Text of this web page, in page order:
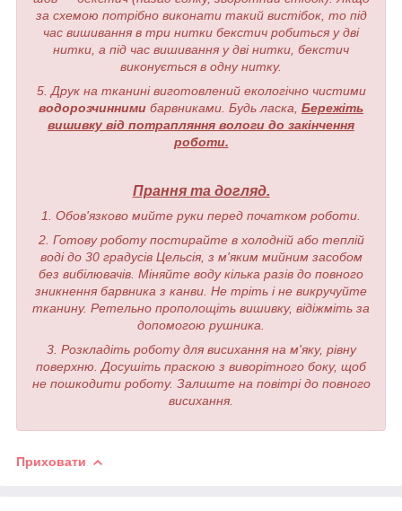
за схемою потрібно виконати такий вистібок, то під
час вишивання в три нитки бекстич робиться у дві
нитки, а під час вишивання у дві нитки, бекстич
виконується в одну нитку.
5. Друк на тканині виготовлений екологічно чистими
водорозчинними барвниками. Будь ласка, Бережіть
вишивку від потрапляння вологи до закінчення
роботи.
Прання та догляд.
1. Обов'язково мийте руки перед початком роботи.
2. Готову роботу постирайте в холодній або теплій
воді до 30 градусів Цельсія, з м'яким мийним засобом
без вибілювачів. Міняйте воду кілька разів до повного
зникнення барвника з канви. Не тріть і не викручуйте
тканину. Ретельно прополощіть вишивку, відіжміть за
допомогою рушника.
3. Розкладіть роботу для висихання на м'яку, рівну
поверхню. Досушіть праскою з виворітного боку, щоб
не пошкодити роботу. Залиште на повітрі до повного
висихання.
Приховати